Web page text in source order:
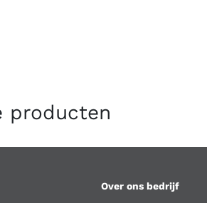
producten
Over ons bedrijf